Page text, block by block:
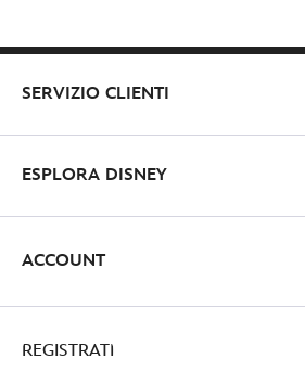
SERVIZIO CLIENTI
ESPLORA DISNEY
ACCOUNT
REGISTRATI